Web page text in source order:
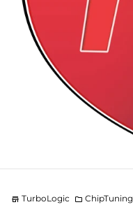
store TurboLogic folder ChipTuning